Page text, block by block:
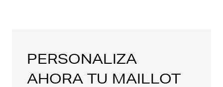
PERSONALIZA
AHORA TU MAILLOT